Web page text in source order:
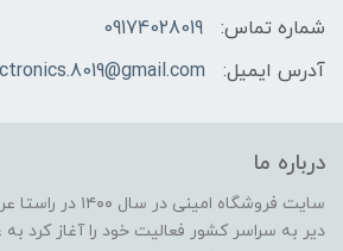
شماره تماس:
09174028019
آدرس ایمیل:
درباره ما
سایت فروشگاه امینی
دیر به سراسر کشور فعالیت خود را آغاز کرد